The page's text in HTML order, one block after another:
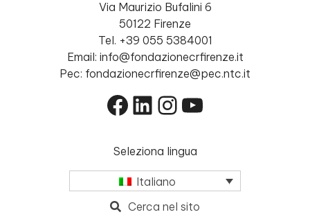
Via Maurizio Bufalini 6
50122 Firenze
Tel. +39 055 5384001
Email: info@fondazionecrfirenze.it
Pec: fondazionecrfirenze@pec.ntc.it
Facebook
LinkedIn
Instagram
YouTube
Seleziona lingua
Italiano
Cerca nel sito